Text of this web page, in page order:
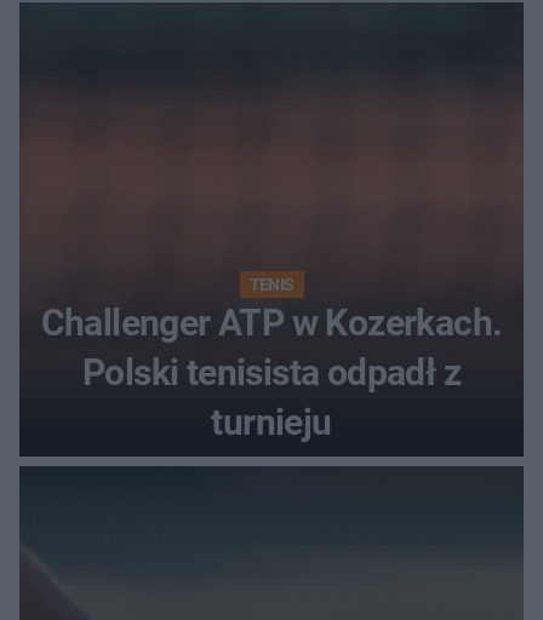
TENIS
Challenger ATP w Kozerkach.
Polski tenisista odpadł z
turnieju